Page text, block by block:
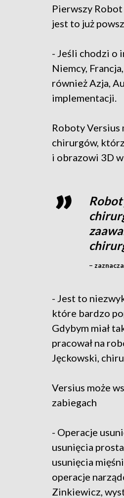
Pierwszy
jest to już
- Jeśli chodzi o
Niemcy,
również Azja,
implementacji.
Roboty Versius
chirurgów,
i obrazowi 3D
–
- Jest to
które bardzo
Gdybym miał
pracował na
Jęckowski,
Versius może
zabiegach
- Operacje
usunięcia
usunięcia
operacje
Zinkiewicz,